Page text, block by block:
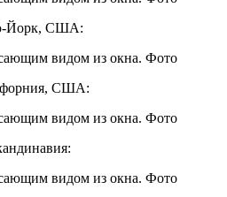
Йорк, США:
США: